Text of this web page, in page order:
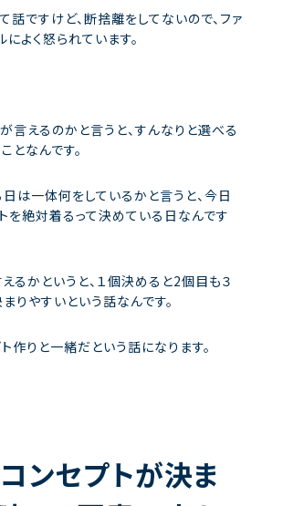
話ですけど、断捨離をしてないので、ファ
によく怒られています。
言えるのかと言うと、すんなりと選べる
となんです。
は一体何をしているかと言うと、今日
を絶対着るって決めている日なんです
るかというと、１個決めると2個目も３
りやすいという話なんです。
作りと一緒だという話になります。
ンセプトが決ま